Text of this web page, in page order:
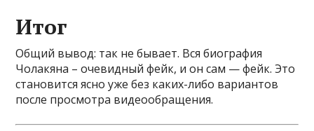
Итог
Общий вывод: так не бывает. Вся биография
Чолакяна – очевидный фейк, и он сам — фейк. Это
становится ясно уже без каких-либо вариантов
после просмотра видеообращения.